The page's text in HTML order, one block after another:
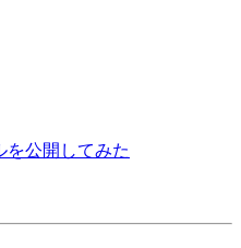
を公開してみた